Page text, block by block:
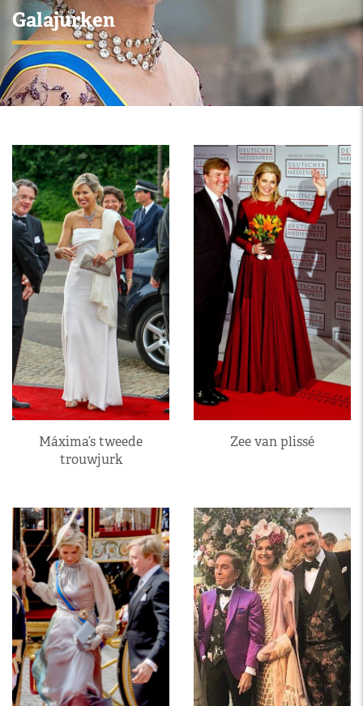
Galajurken
Máxima’s tweede
trouwjurk
Zee van plissé